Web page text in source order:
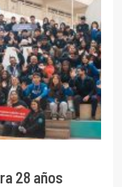
28 años